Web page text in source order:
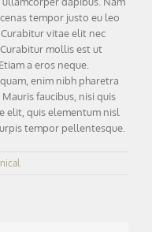
tempor justo eu leo
vitae elit nec
mollis est ut
a eros neque.
enim nibh pharetra
faucibus, nisi quis
elit, quis elementum nisl
tempor pellentesque.